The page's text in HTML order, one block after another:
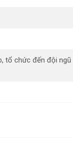
tổ chức đến đội ngũ